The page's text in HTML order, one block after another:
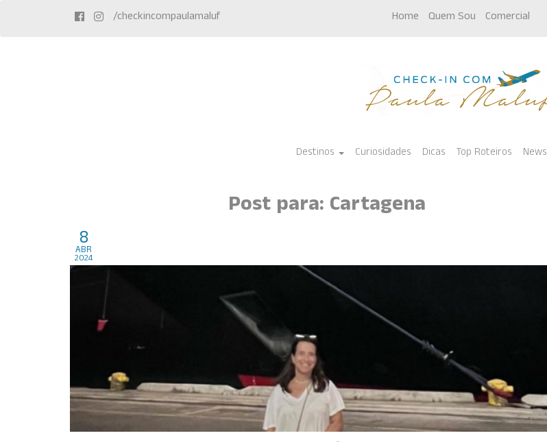
/checkincompaulamaluf Home Quem Sou Comercial
Destinos Curiosidades Dicas Top Roteiros News
Post para: Cartagena
8
abr
2024